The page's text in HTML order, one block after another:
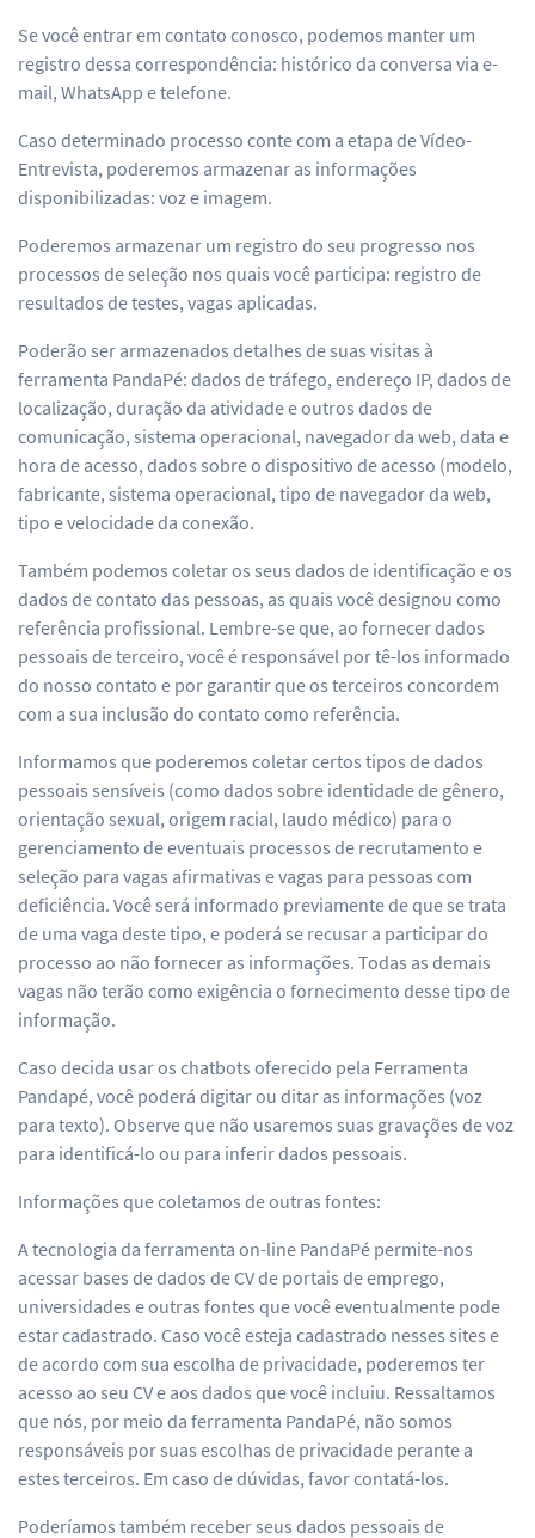
Se você entrar em contato conosco, podemos manter um
registro dessa correspondência: histórico da conversa via e-
mail, WhatsApp e telefone.
Caso determinado processo conte com a etapa de Vídeo-
Entrevista, poderemos armazenar as informações
disponibilizadas: voz e imagem.
Poderemos armazenar um registro do seu progresso nos
processos de seleção nos quais você participa: registro de
resultados de testes, vagas aplicadas.
Poderão ser armazenados detalhes de suas visitas à
ferramenta PandaPé: dados de tráfego, endereço IP, dados de
localização, duração da atividade e outros dados de
comunicação, sistema operacional, navegador da web, data e
hora de acesso, dados sobre o dispositivo de acesso (modelo,
fabricante, sistema operacional, tipo de navegador da web,
tipo e velocidade da conexão.
Também podemos coletar os seus dados de identificação e os
dados de contato das pessoas, as quais você designou como
referência profissional. Lembre-se que, ao fornecer dados
pessoais de terceiro, você é responsável por tê-los informado
do nosso contato e por garantir que os terceiros concordem
com a sua inclusão do contato como referência.
Informamos que poderemos coletar certos tipos de dados
pessoais sensíveis (como dados sobre identidade de gênero,
orientação sexual, origem racial, laudo médico) para o
gerenciamento de eventuais processos de recrutamento e
seleção para vagas afirmativas e vagas para pessoas com
deficiência. Você será informado previamente de que se trata
de uma vaga deste tipo, e poderá se recusar a participar do
processo ao não fornecer as informações. Todas as demais
vagas não terão como exigência o fornecimento desse tipo de
informação.
Caso decida usar os chatbots oferecido pela Ferramenta
Pandapé, você poderá digitar ou ditar as informações (voz
para texto). Observe que não usaremos suas gravações de voz
para identificá-lo ou para inferir dados pessoais.
Informações que coletamos de outras fontes:
A tecnologia da ferramenta on-line PandaPé permite-nos
acessar bases de dados de CV de portais de emprego,
universidades e outras fontes que você eventualmente pode
estar cadastrado. Caso você esteja cadastrado nesses sites e
de acordo com sua escolha de privacidade, poderemos ter
acesso ao seu CV e aos dados que você incluiu. Ressaltamos
que nós, por meio da ferramenta PandaPé, não somos
responsáveis por suas escolhas de privacidade perante a
estes terceiros. Em caso de dúvidas, favor contatá-los.
Poderíamos também receber seus dados pessoais de